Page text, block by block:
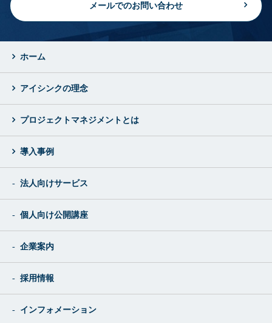
メールでのお問い合わせ
ホーム
アイシンクの理念
プロジェクトマネジメントとは
導入事例
法人向けサービス
個人向け公開講座
企業案内
採用情報
インフォメーション